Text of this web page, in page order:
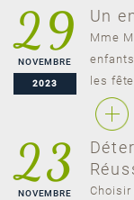
29
NOVEMBRE
2023
Un
Mme
les
23
NOVEMBRE
Choisir